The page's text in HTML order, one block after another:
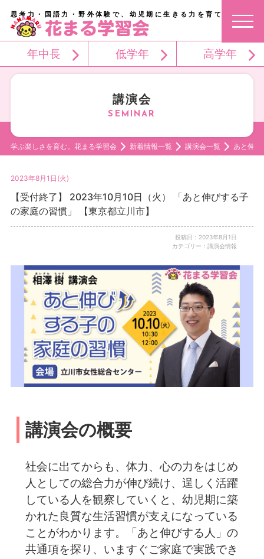
思考力・国語力・野外体験で、幼児期に生きる力を育てる。
年中長 低学年 高学年
講演会
学ぶ楽しさを育む。花まる学習会 新着情報一覧 講演会一覧 あと伸び
2023年8月1日(火)
【受付終了】 2023年10月10日（火） 「あと伸びする子
の家庭の習慣」 【東京都立川市】
投稿日：2023年8月1日
カテゴリー：講演会情報
講演会の概要
社会に出てからも、体力、心の力をはじめ
人としての総合力が伸び続け、逞しく活躍
している人を観察していくと、幼児期に築
かれた良質な生活習慣が支えになっている
ことがわかります。「あと伸びする人」の
共通項を探り、いますぐご家庭で実践でき